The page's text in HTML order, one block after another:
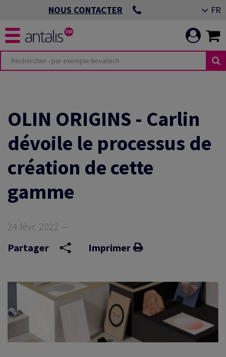
NOUS CONTACTER FR
OLIN ORIGINS - Carlin
dévoile le processus de
création de cette
gamme
24 févr. 2022 —
Partager
Imprimer